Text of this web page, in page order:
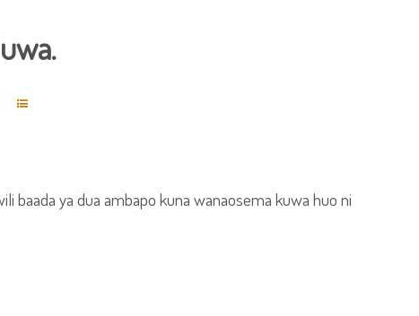
baada ya dua ambapo kuna wanaosema kuwa huo ni